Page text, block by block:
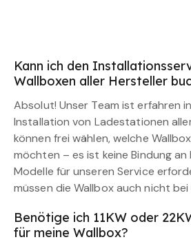
Kann ich den
Wallboxen aller Hersteller
Absolut! Unser Team ist erfahren
Installation von Ladestationen
können frei wählen, welche
möchten – es ist keine Bindung
Modelle für unseren Service
müssen die Wallbox auch nicht bei
Benötige ich 11KW oder
für meine Wallbox?